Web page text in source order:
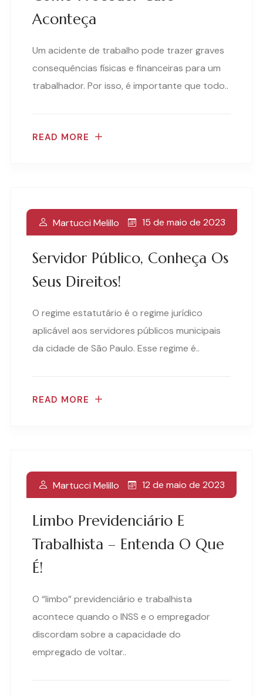
Aconteça
Um acidente de trabalho pode trazer graves
consequências físicas e financeiras para um
trabalhador. Por isso, é importante que todo..
READ MORE
Servidor Público, Conheça Os
Seus Direitos!
Martucci Melillo 15 de maio de 2023
O regime estatutário é o regime jurídico
aplicável aos servidores públicos municipais
da cidade de São Paulo. Esse regime é..
READ MORE
Limbo Previdenciário E
Trabalhista – Entenda O Que
É!
Martucci Melillo 12 de maio de 2023
O “limbo” previdenciário e trabalhista
acontece quando o INSS e o empregador
discordam sobre a capacidade do
empregado de voltar..